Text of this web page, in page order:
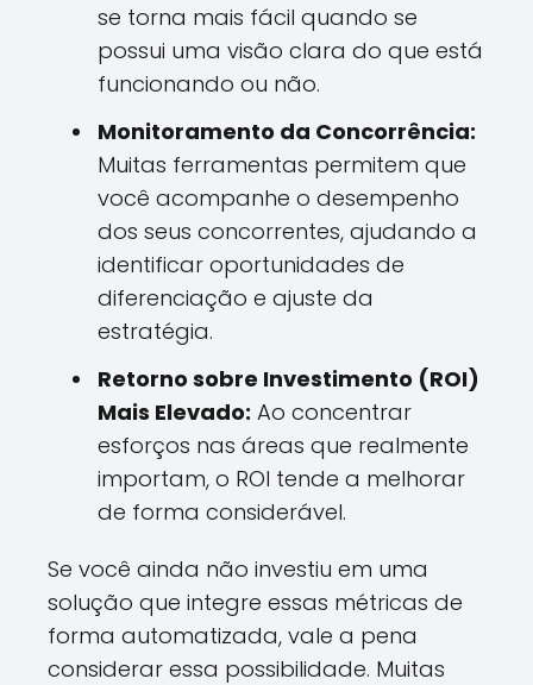
se torna mais fácil quando se
possui uma visão clara do que está
funcionando ou não.
Monitoramento da Concorrência:
Muitas ferramentas permitem que
você acompanhe o desempenho
dos seus concorrentes, ajudando a
identificar oportunidades de
diferenciação e ajuste da
estratégia.
Retorno sobre Investimento (ROI)
Mais Elevado: Ao concentrar
esforços nas áreas que realmente
importam, o ROI tende a melhorar
de forma considerável.
Se você ainda não investiu em uma
solução que integre essas métricas de
forma automatizada, vale a pena
considerar essa possibilidade. Muitas